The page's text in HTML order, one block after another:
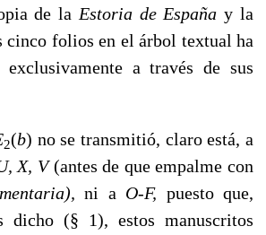
de la Estoria de Es­pañay la
cinco folios en el árbol textual ha
exclusi­vamente a través de sus
2(b) no se transmitió, claro está, a
X, V(antes de que empalme con
ni a O-F, puesto que,
dicho (§ 1), estos manuscritos